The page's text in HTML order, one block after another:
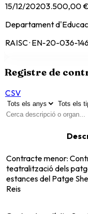
15/12/20203.500,00 €
Departament
RAISC · EN-20-036-
Registre de
CSV
Contracte menor:
teatralització dels
estances del Patge
Reis